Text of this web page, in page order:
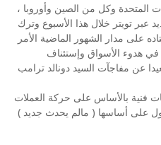
المتحدة وكل من الصين وأوروبا ،
عبر تويتر خلال هذا الأسبوع وترك
على مدار الشهور الماضية الأمر
هدوء الأسواق وإستئناف
عن مفاجآت السيد دونالد ترامب
فنية بالأساس على حركة العملات
على أساسها ( مالم يحدث جديد )